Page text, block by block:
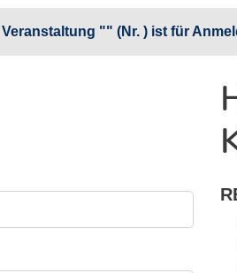
Veranstaltung "" (Nr. ) ist für